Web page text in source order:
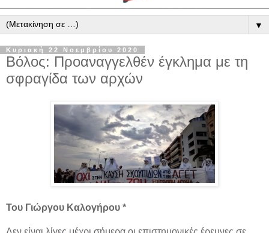
▼
Κυριακή 22 Νοεμβρίου 2020
Βόλος: Προαναγγελθέν έγκλημα με τη
σφραγίδα των αρχών
Του Γιώργου Καλογήρου *